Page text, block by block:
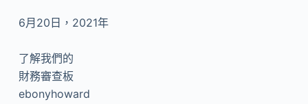
6月20日，2021年
了解我們的
財務審查板
ebonyhoward